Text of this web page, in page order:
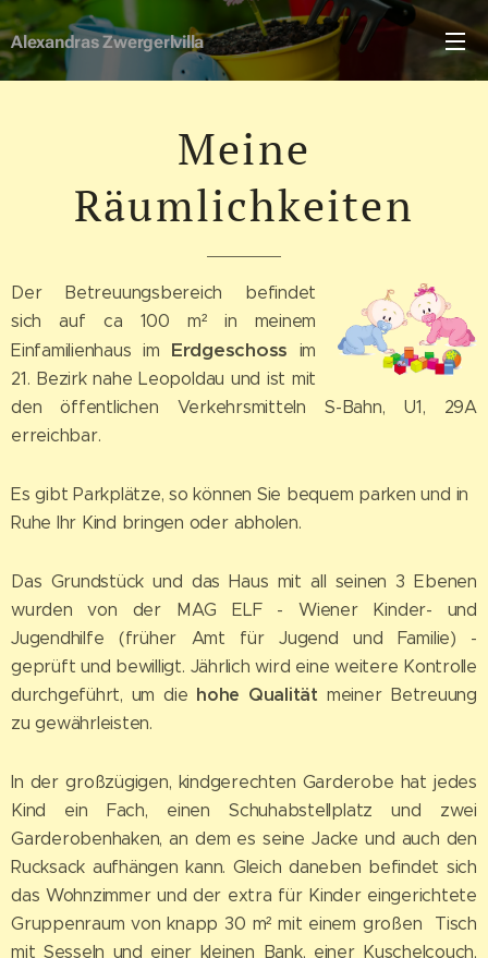
AlexandrasZwergerlvilla
Meine
Räumlichkeiten
Der Betreuungsbereich befindet
sich auf ca 100 m² in meinem
Einfamilienhaus im Erdgeschoss im
21. Bezirk nahe Leopoldau und ist mit
den öffentlichen Verkehrsmitteln S-Bahn, U1, 29A
erreichbar.
Es gibt Parkplätze, so können Sie bequem parken und in
Ruhe Ihr Kind bringen oder abholen.
Das Grundstück und das Haus mit all seinen 3 Ebenen
wurden von der MAG ELF - Wiener Kinder- und
Jugendhilfe (früher Amt für Jugend und Familie) -
geprüft und bewilligt. Jährlich wird eine weitere Kontrolle
durchgeführt, um die hohe Qualität meiner Betreuung
zu gewährleisten.
In der großzügigen, kindgerechten Garderobe hat jedes
Kind ein Fach, einen Schuhabstellplatz und zwei
Garderobenhaken, an dem es seine Jacke und auch den
Rucksack aufhängen kann. Gleich daneben befindet sich
das Wohnzimmer und der extra für Kinder eingerichtete
Gruppenraum von knapp 30 m² mit einem großen Tisch
mit Sesseln und einer kleinen Bank, einer Kuschelcouch,